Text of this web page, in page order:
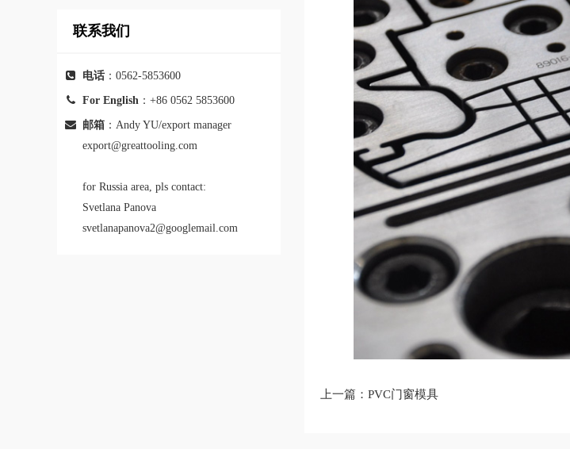
联系我们
电话 ：0562-5853600
For English ：+86 0562 5853600
邮箱 ：Andy YU/export manager
export@greattooling.com
for Russia area, pls contact:
Svetlana Panova
svetlanapanova2@googlemail.com
上一篇：PVC门窗模具